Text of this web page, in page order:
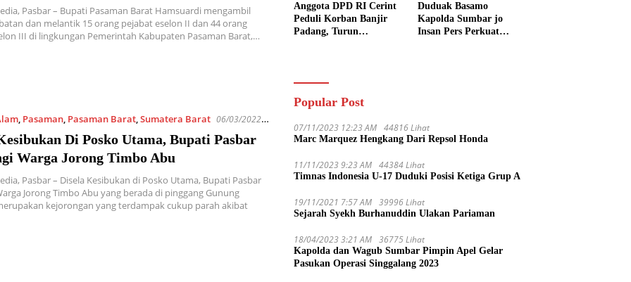
Pasbar – Bupati Pasaman Barat Hamsuardi mengambil
dan melantik 15 orang pejabat eselon II dan 44 orang
III di lingkungan Pemerintah Kabupaten Pasaman Barat,…
, Pasaman, Pasaman Barat,Sumatera Barat 06/03/2022
Di Posko Utama, Bupati Pasbar
Warga Jorong Timbo Abu
Pasbar – Disela Kesibukan di Posko Utama, Bupati Pasbar
Jorong Timbo Abu yang berada di pinggang Gunung
kejorongan yang terdampak cukup parah akibat
Anggota DPD RI Cerint
Peduli Korban Banjir
Padang, Turun
Duduak Basamo
Kapolda Sumbar jo
Insan Pers Perkuat
Popular Post
07/11/2023 12:23 AM 44816 Lihat
Marc Marquez Hengkang Dari Repsol Honda
11/11/2023 9:23 AM 44384 Lihat
Timnas Indonesia U-17 Duduki Posisi Ketiga Grup A
19/11/2021 7:57 AM 39996 Lihat
Sejarah Syekh Burhanuddin Ulakan Pariaman
18/04/2023 3:21 AM 36775 Lihat
Kapolda dan Wagub Sumbar Pimpin Apel Gelar
Pasukan Operasi Singgalang 2023